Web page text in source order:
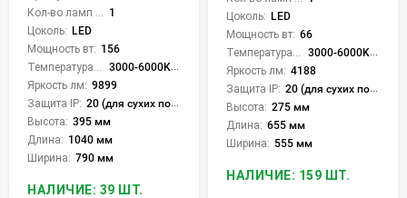
1
Цоколь: LED
Мощность вт: 156
3000-6000K (плавная рег.)
Яркость лм: 9899
Защита IP: 20 (для сухих пом.)
Высота: 395 мм
Длина: 1040 мм
Ширина: 790 мм
НАЛИЧИЕ: 39 ШТ.
Цоколь: LED
Мощность вт: 66
3000-6000K (плавная рег.)
Яркость лм: 4188
Защита IP: 20 (для сухих пом.)
Высота: 275 мм
Длина: 655 мм
Ширина: 555 мм
НАЛИЧИЕ: 159 ШТ.